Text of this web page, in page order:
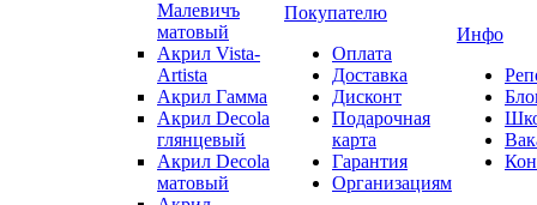
Малевичъ
матовый
Акрил Vista-
Artista
Акрил Гамма
Акрил Decola
глянцевый
Акрил Decola
матовый
Покупателю
Оплата
Доставка
Дисконт
Подарочная
карта
Гарантия
Организациям
Инфо